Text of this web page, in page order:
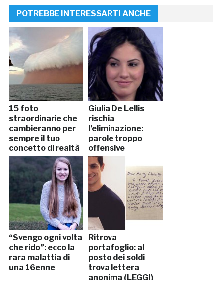
POTREBBE INTERESSARTI ANCHE
15 foto
straordinarie che
cambieranno per
sempre il tuo
concetto di realtà
Giulia De Lellis
rischia
l’eliminazione:
parole troppo
offensive
“Svengo ogni volta
che rido”: ecco la
rara malattia di
una 16enne
Ritrova
portafoglio: al
posto dei soldi
trova lettera
anonima (LEGGI)